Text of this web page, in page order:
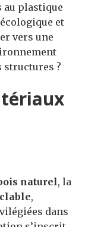
au plastique
et
vers une
structures ?
naturel, la
,
dans